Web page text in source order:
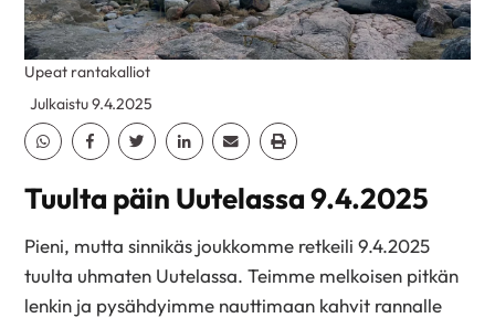
Julkaistu 9.4.2025
Jaa Whatsapp
Jaa Facebook
Jaa TwitterJaa Linkedin
Jaa EmailJaa Print
Upeat rantakalliot
Tuulta päin Uutelassa 9.4.2025
Pieni, mutta sinnikäs joukkomme retkeili 9.4.2025
tuulta uhmaten Uutelassa. Teimme melkoisen pitkän
lenkin ja pysähdyimme nauttimaan kahvit rannalle